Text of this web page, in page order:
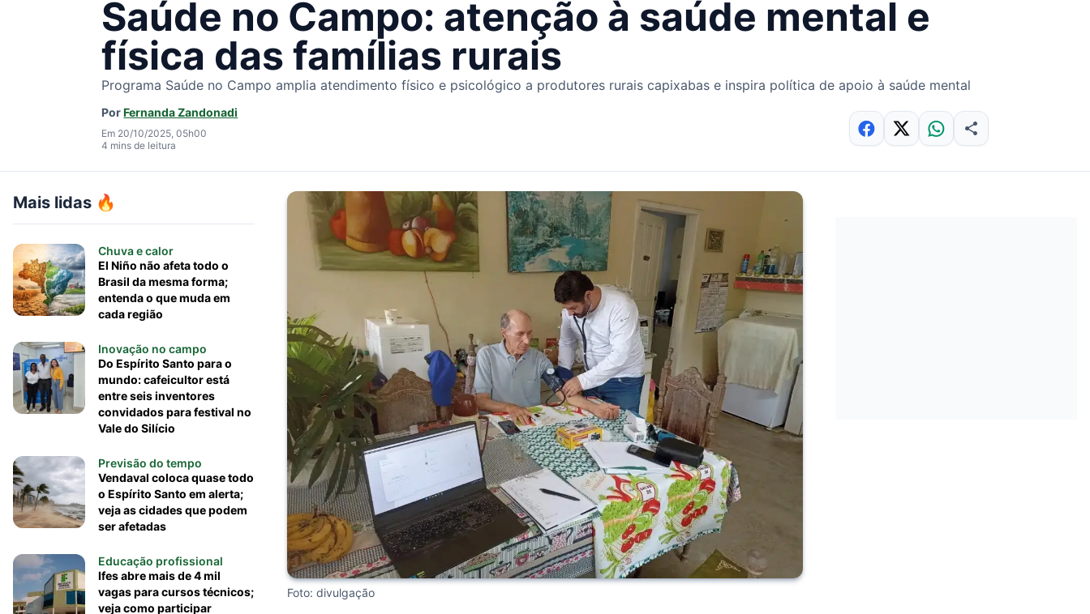
Saúde no Campo: atenção à saúde mental e
física das famílias rurais
Programa Saúde no Campo amplia atendimento físico e psicológico a produtores rurais capixabas e inspira política de apoio à saúde mental
PorFernanda Zandonadi
Em 20/10/2025, 05h00
4 mins de leitura
Mais lidas 🔥
Chuva e calor
El Niño não afeta todo o
Brasil da mesma forma;
entenda o que muda em
cada região
Inovação no campo
Do Espírito Santo para o
mundo: cafeicultor está
entre seis inventores
convidados para festival no
Vale do Silício
Previsão do tempo
Vendaval coloca quase todo
o Espírito Santo em alerta;
veja as cidades que podem
ser afetadas
Educação profissional
Ifes abre mais de 4 mil
vagas para cursos técnicos;
veja como participar
Foto: divulgação